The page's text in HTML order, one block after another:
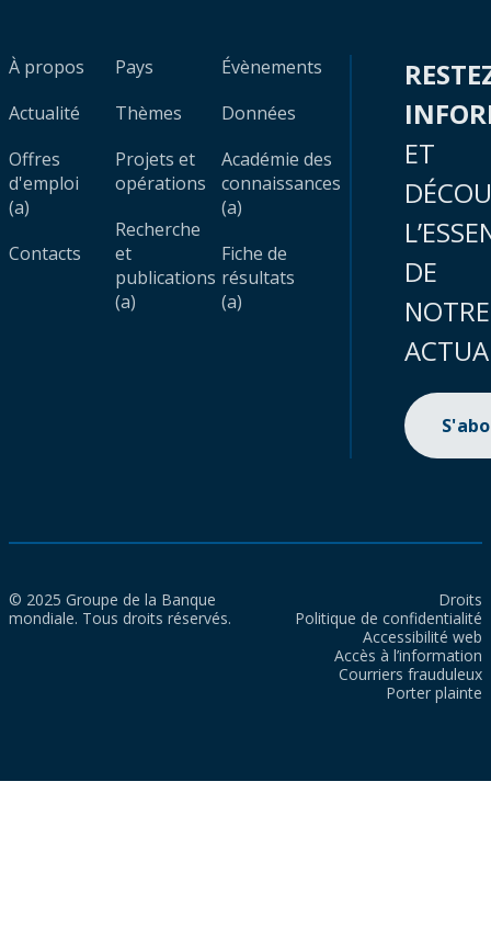
À propos
Actualité
Offres
d'emploi
(a)
Contacts
Pays
Thèmes
Projets et
opérations
Recherche
et
publications
(a)
Évènements
Données
Académie des
connaissances
(a)
Fiche de
résultats
(a)
ET
DE
NOTRE
© 2025 Groupe de la Banque
mondiale. Tous droits réservés.
Droits
Politique de confidentialité
Accessibilité web
Accès à l’information
Courriers frauduleux
Porter plainte